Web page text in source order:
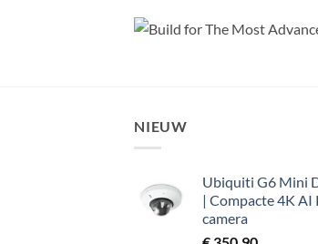
NIEUW
Ubiquiti G6 Mini
| Compacte 4K AI
camera